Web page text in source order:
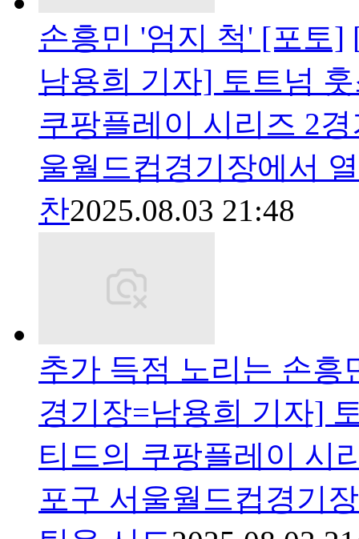
손흥민 '엄지 척' [포토]
남용희 기자] 토트넘
쿠팡플레이 시리즈 2
울월드컵경기장에서
찬2025.08.03 21:48
추가 득점 노리는 손흥
경기장=남용희 기자]
티드의 쿠팡플레이 시
포구 서울월드컵경기